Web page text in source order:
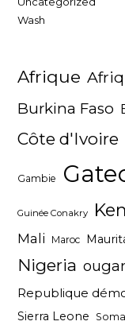
Wash
Afrique
Burkina Faso
Côte d'Ivoire
Gambie
Guinée Conakry
Mali Maroc
Nigeria
Republique
Sierra Leone